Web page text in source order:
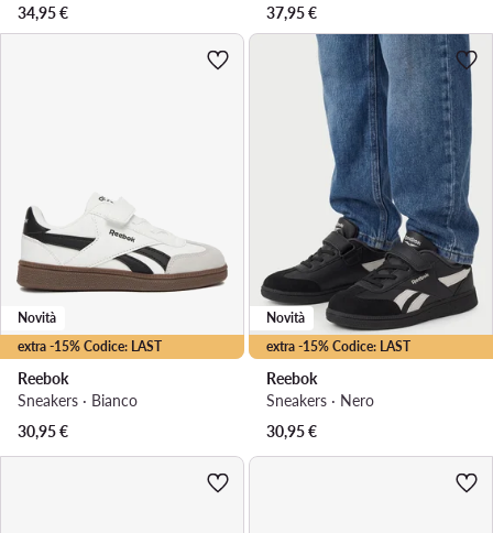
34,95€
37,95€
extra -15% Codice: LAST
Novità
Reebok
Sneakers · Bianco
30,95€
extra -15% Codice: LAST
Novità
Reebok
Sneakers · Nero
30,95€